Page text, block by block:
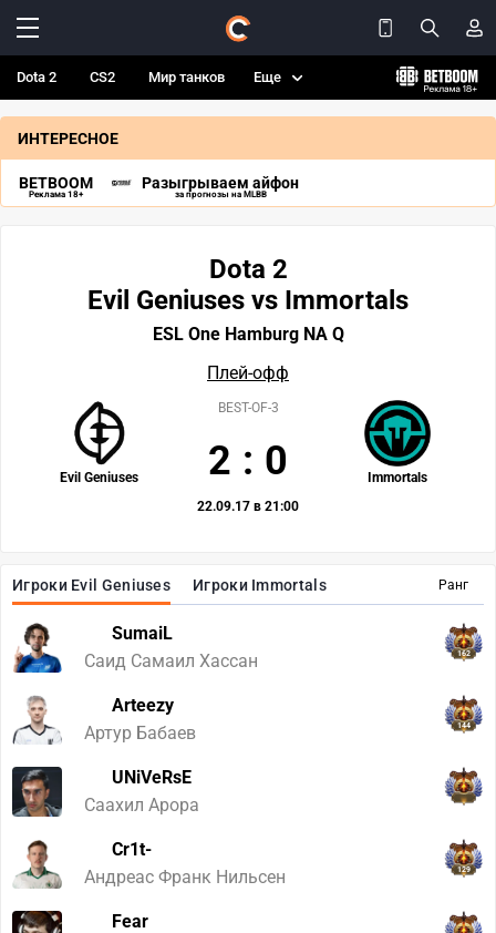
Dota 2 CS2 Мир танков Еще
ИНТЕРЕСНОЕ
BETBOOM
Реклама 18+
Разыгрываем айфон
за прогнозы на MLBB
Ранг
Игроки Evil Geniuses Игроки Immortals
SumaiL
Саид Самаил Хассан
162
Arteezy
Артур Бабаев
144
UNiVeRsE
Саахил Арора
Cr1t-
Андреас Франк Нильсен
129
Fear
Dota 2
Evil Geniuses vs Immortals
ESL One Hamburg NA Q
Плей-офф
Evil Geniuses Immortals
BEST-OF-3
2 : 0
22.09.17 в 21:00